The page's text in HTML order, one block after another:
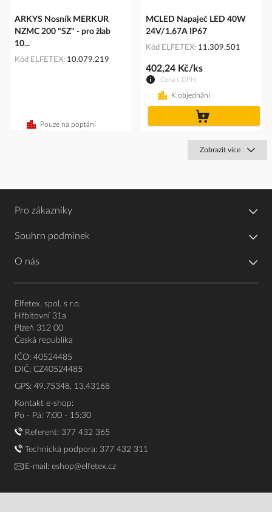
ARKYS Nosník MERKUR
NZMC 200 "SZ" - pro žlab
10...
Kód ELFETEX 10.079.219
Pouze na poptání
MCLED Napaječ LED 40W
24V/1,67A IP67
Kód ELFETEX 11.309.501
Cena s DPH
402,24 Kč/ks
K objednání
Zobrazit více
Pro zákazníky
Souhrn podmínek
O nás
Elfetex, spol. s r.o.
Hřbitovní 31a
Plzeň 312 00
Česká republika
IČO: 40524485
DIČ: CZ40524485
GPS: 49.75348, 13.43168
Kontakt e-shop:
Po - Pá: 7:00 - 15:30
Referent: 377 432 365
Technická podpora: 377 432 311
E-mail: eshop@elfetex.cz